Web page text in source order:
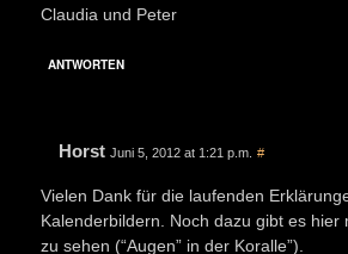
Claudia und Peter
ANTWORTEN
Horst Juni 5, 2012 at 1:21 p.m. #
Vielen Dank für die laufenden
Kalenderbildern. Noch dazu gibt es hier
zu sehen (“Augen” in der Koralle”).